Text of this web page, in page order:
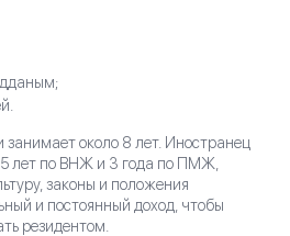
около 8 лет. Иностранец
лет по ВНЖ и 3 года по ПМЖ,
законы и положения
и постоянный доход, чтобы
резидентом.